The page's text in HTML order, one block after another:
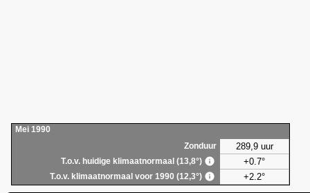
Mei 1990
Zonduur
289,9 uur
T.o.v. huidige klimaatnormaal (13,8°) +0.7°
T.o.v. klimaatnormaal voor 1990 (12,3°) +2.2°